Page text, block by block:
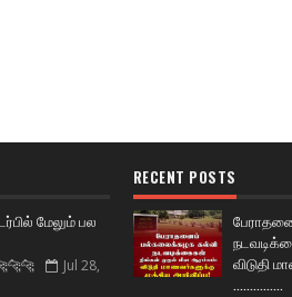
மேலும் பல
Jul 28,
RECENT POSTS
விடுதி
...............